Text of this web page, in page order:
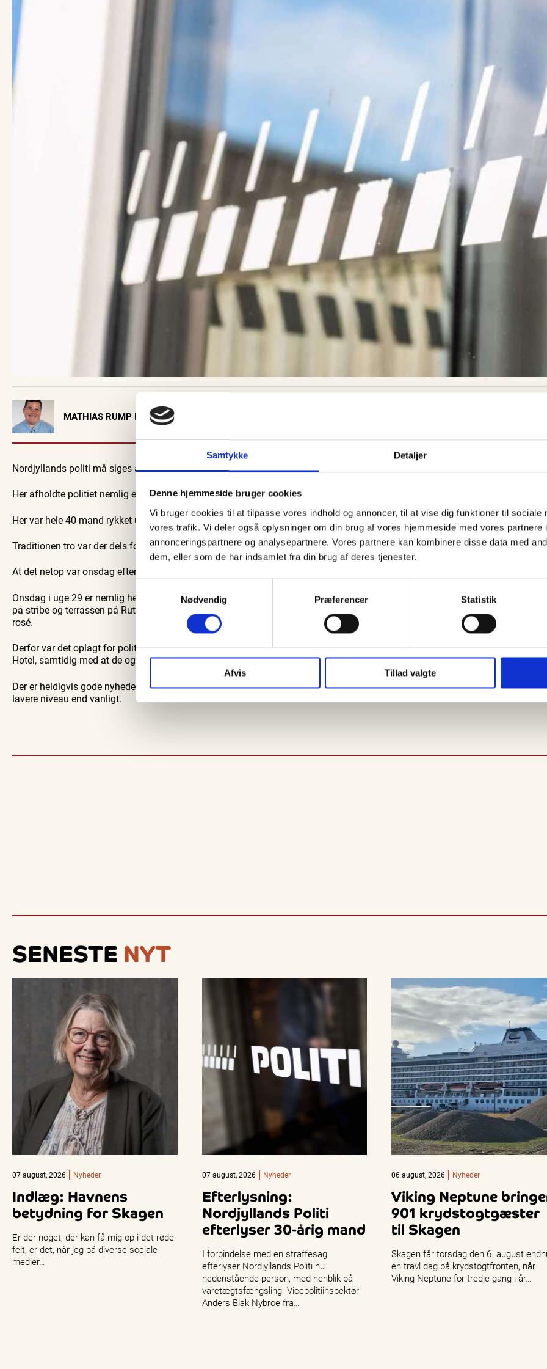
Samtykke Detaljer
Denne hjemmeside bruger cookies
Vi bruger cookies til at tilpasse vores indhold og annoncer, til at vise dig funktioner til sociale
vores trafik. Vi deler også oplysninger om din brug af vores hjemmeside med vores partnere
annonceringspartnere og analysepartnere. Vores partnere kan kombinere disse data med
dem, eller som de har indsamlet fra din brug af deres tjenester.
Nødvendig
Præferencer Statistik
Afvis Tillad valgte
Visit Vendsyssel
EVENTKALENDER
Oplev events i
Vendsyssel
Find aktuelle oplevelser, koncerter, kultur,
Se events
7. aug.
MATHIAS RUMP HANSEN
Nordjyllands politi må siges at have været stærkt repræsenteret i går, onsdag eftermiddag.
Her afholdte politiet nemlig en af de vanlige razziaer – denne gang ved Shell tanken på Frederikshavnsvej.
Her var hele 40 mand rykket ud for politiet, ligesom at færdselsstyrelsen samt motorsturelsen også deltog i onsdagens
Traditionen tro var der dels fokus på selve bilerne samt på om førerne skulle være påvirket af alkohol og/eller narkotika.
At det netop var onsdag eftermiddag at der blev udført razzia var imidlertid intet tilfælde.
Onsdag i uge 29 er nemlig helt særlig, hvor særligt Ruths Hotel er omdrejningspunktet. Det er her de store og dyre biler holder
på stribe og terrassen på Ruths Hotel er booket år i forvejen til den store og traditionsrige eftermiddagsfest med skaldyr og
rosé.
Derfor var det oplagt for politiet at stå ved Shell hvor mange af gæsterne kørte forbi på vej til og fra festlighederne på Ruths
Hotel, samtidig med at de også kunne kontrollere biler på vej ind og ud af Skagen.
Der er heldigvis gode nyheder. For uden at sætte konkrete tal på, så oplyser Jess Falberg til TV2 Nord at “fangsten” ligger på
lavere niveau end vanligt.
SENESTE NYT
07 august, 2026 Nyheder
Indlæg: Havnens
betydning for Skagen
Er der noget, der kan få mig op i det røde
felt, er det, når jeg på diverse sociale
medier…
07 august, 2026 Nyheder
Efterlysning:
Nordjyllands Politi
efterlyser 30-årig mand
I forbindelse med en straffesag
efterlyser Nordjyllands Politi nu
nedenstående person, med henblik på
varetægtsfængsling. Vicepolitiinspektør
Anders Blak Nybroe fra…
06 august, 2026 Nyheder
Viking Neptune
901 krydstogtgæster
til Skagen
Skagen får torsdag den 6. august
en travl dag på krydstogtfronten, når
Viking Neptune for tredje gang i år…